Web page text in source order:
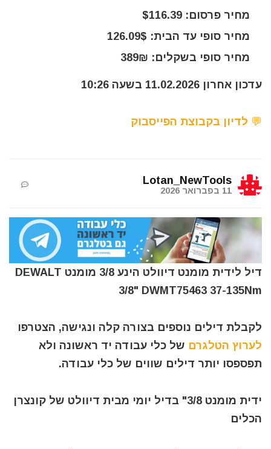
מחיר פרסום: $116.39
מחיר סופי עד הבית: 126.09$
מחיר סופי בשקלים: 389₪
עדכון אחרון 11.02.2026 בשעה 10:26
💬 לדיון בקבוצת הפייסבוק
Lotan_NewTools
11 בפברואר 2026
דיל לידית מומנט דיוולט הינע 3/8 מומנט DEWALT
3/8" DWMT75463 37-135Nm
לקבלת דילים נוספים בצורה קלה ונגישה, הצטרפו
לערוץ הטלגרם של כלי עבודה יד ראשונה ולא
תפספסו יותר דילים שווים של כלי עבודה.
ידית מומנט 3/8" בדיל יומי מבית דיוולט של קונצרן
הכלים